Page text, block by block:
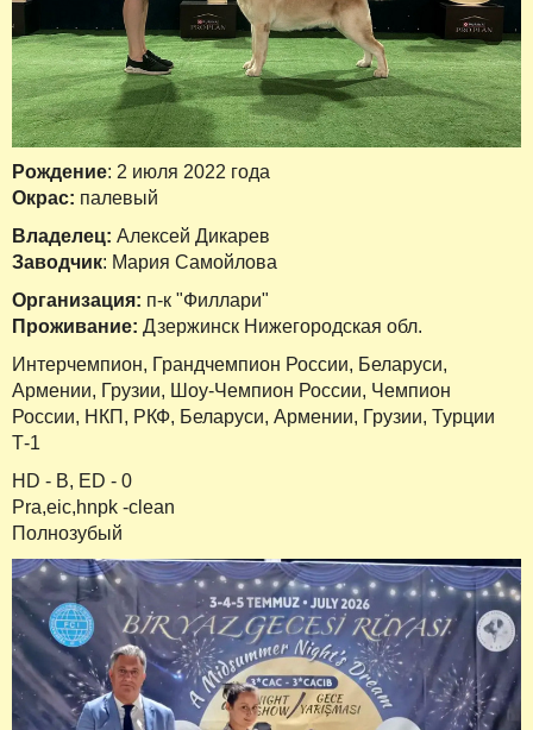
Рождение: 2 июля 2022 года
Окрас: палевый
Владелец: Алексей Дикарев
Заводчик: Мария Самойлова
Организация: п-к "Филлари"
Проживание: Дзержинск Нижегородская обл.
Интерчемпион, Грандчемпион России, Беларуси,
Армении, Грузии, Шоу-Чемпион России, Чемпион
России, НКП, РКФ, Беларуси, Армении, Грузии, Турции
Т-1
HD - B, ED - 0
Pra,eic,hnpk -clean
Полнозубый